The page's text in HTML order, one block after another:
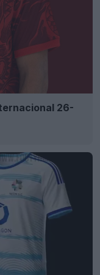
26-